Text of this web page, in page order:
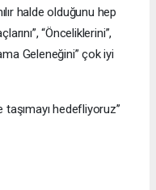
halde olduğunu hep
“Önceliklerini”,
Geleneğini” çok iyi
hedefliyoruz’’